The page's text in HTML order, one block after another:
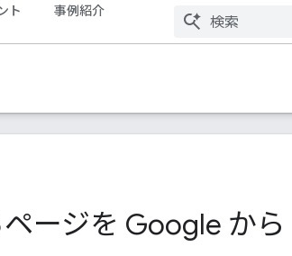
ト 事例紹介
ージを Google から